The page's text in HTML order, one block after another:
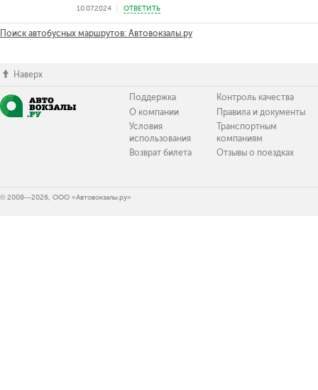
10.07.2024 ОТВЕТИТЬ
Поиск автобусных маршрутов: Автовокзалы.ру
Наверх
Поддержка
О компании
Условия
использования
Возврат билета
Контроль качества
Правила и документы
Транспортным
компаниям
Отзывы о поездках
© 2008—2026, ООО «Автовокзалы.ру»